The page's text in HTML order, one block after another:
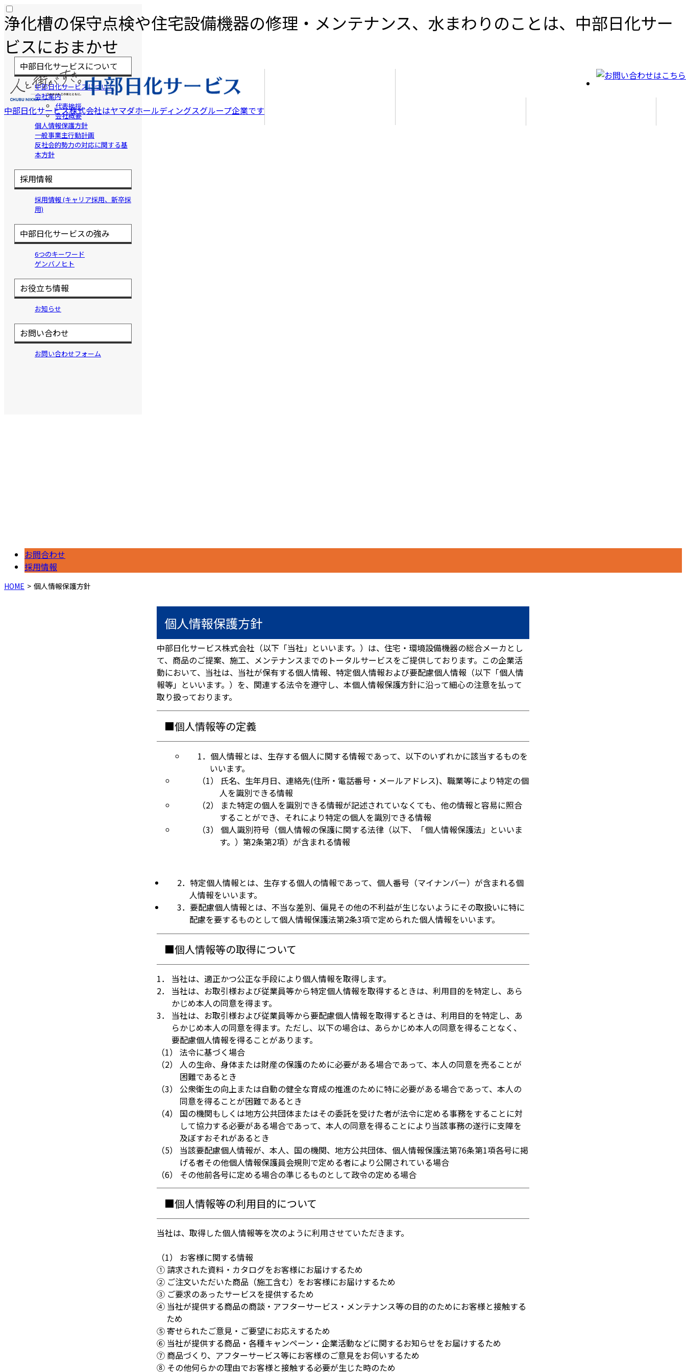
浄化槽の保守点検や住宅設備機器の修理・メンテナンス、水まわりのことは、中部日化サー
ビスにおまかせ
中部日化サービス株式会社はヤマダホールディングスグループ企業です
中部日化サービスについて
中部日化サービスについて
会社案内
代表挨拶
会社概要
個人情報保護方針
一般事業主行動計画
反社会的勢力の対応に関する基
本方針
採用情報
採用情報 (キャリア採用、新卒採
用)
中部日化サービスの強み
6つのキーワード
ゲンバノヒト
お役立ち情報
お知らせ
お問い合わせ
お問い合わせフォーム
お問合わせ
採用情報
HOME 個人情報保護方針
個人情報保護方針
中部日化サービス株式会社（以下「当社」といいます。）は、住宅・環境設備機器の総合メーカとし
て、商品のご提案、施工、メンテナンスまでのトータルサービスをご提供しております。この企業活
動において、当社は、当社が保有する個人情報、特定個人情報および要配慮個人情報（以下「個人情
報等」といいます。）を、関連する法令を遵守し、本個人情報保護方針に沿って細心の注意を払って
取り扱っております。
■個人情報等の定義
1．個人情報とは、生存する個人に関する情報であって、以下のいずれかに該当するものを
いいます。
（1） 氏名、生年月日、連絡先(住所・電話番号・メールアドレス)、職業等により特定の個
人を識別できる情報
（2） また特定の個人を識別できる情報が記述されていなくても、他の情報と容易に照合
することができ、それにより特定の個人を識別できる情報
（3） 個人識別符号（個人情報の保護に関する法律（以下、「個人情報保護法」といいま
す。）第2条第2項）が含まれる情報
2．特定個人情報とは、生存する個人の情報であって、個人番号（マイナンバー）が含まれる個
人情報をいいます。
3．要配慮個人情報とは、不当な差別、偏見その他の不利益が生じないようにその取扱いに特に
配慮を要するものとして個人情報保護法第2条3項で定められた個人情報をいいます。
■個人情報等の取得について
1． 当社は、適正かつ公正な手段により個人情報を取得します。
2． 当社は、お取引様および従業員等から特定個人情報を取得するときは、利用目的を特定し、あら
かじめ本人の同意を得ます。
3． 当社は、お取引様および従業員等から要配慮個人情報を取得するときは、利用目的を特定し、あ
らかじめ本人の同意を得ます。ただし、以下の場合は、あらかじめ本人の同意を得ることなく、
要配慮個人情報を得ることがあります。
（1） 法令に基づく場合
（2） 人の生命、身体または財産の保護のために必要がある場合であって、本人の同意を売ることが
困難であるとき
（3） 公衆衛生の向上または自動の健全な育成の推進のために特に必要がある場合であって、本人の
同意を得ることが困難であるとき
（4） 国の機関もしくは地方公共団体またはその委託を受けた者が法令に定める事務をすることに対
して協力する必要がある場合であって、本人の同意を得ることにより当該事務の遂行に支障を
及ぼすおそれがあるとき
（5） 当該要配慮個人情報が、本人、国の機関、地方公共団体、個人情報保護法第76条第1項各号に掲
げる者その他個人情報保護員会規則で定める者により公開されている場合
（6） その他前各号に定める場合の準じるものとして政令の定める場合
■個人情報等の利用目的について
当社は、取得した個人情報等を次のように利用させていただきます。
（1） お客様に関する情報
① 請求された資料・カタログをお客様にお届けするため
② ご注文いただいた商品（施工含む）をお客様にお届けするため
③ ご要求のあったサービスを提供するため
④ 当社が提供する商品の商談・アフターサービス・メンテナンス等の目的のためにお客様と接触する
ため
⑤ 寄せられたご意見・ご要望にお応えするため
⑥ 当社が提供する商品・各種キャンペーン・企業活動などに関するお知らせをお届けするため
⑦ 商品づくり、アフターサービス等にお客様のご意見をお伺いするため
⑧ その他何らかの理由でお客様と接触する必要が生じた時のため